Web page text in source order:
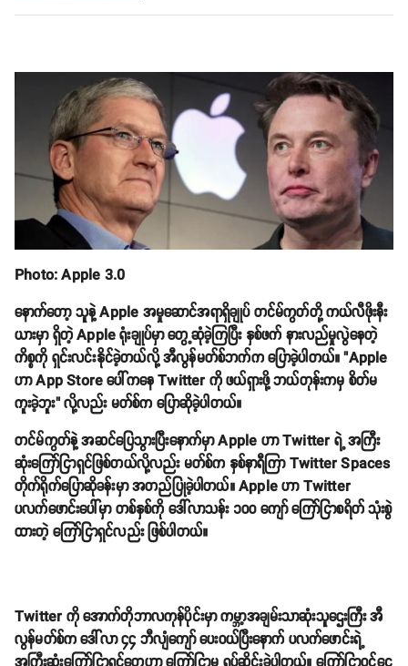
Photo: Apple 3.0
နောက်တော့ သူနဲ့ Apple အမှုဆောင်အရာရှိချုပ် တင်မ်ကွတ်တို့ ကယ်လီဖိုးနီး
ယားမှာ ရှိတဲ့ Apple ရုံးချုပ်မှာ တွေ့ဆုံခဲ့ကြပြီး နှစ်ဖက် နားလည်မှုလွဲနေတဲ့
ကိစ္စကို ရှင်းလင်းနိုင်ခဲ့တယ်လို့ အီလွန်မတ်စ်ဘက်က ပြောခဲ့ပါတယ်။ "Apple
ဟာ App Store ပေါ်ကနေ Twitter ကို ဖယ်ရှားဖို့ ဘယ်တုန်းကမှ စိတ်မ
ကူးခဲ့ဘူး" လို့လည်း မတ်စ်က ပြောဆိုခဲ့ပါတယ်။
တင်မ်ကွတ်နဲ့ အဆင်ပြေသွားပြီးနောက်မှာ Apple ဟာ Twitter ရဲ့ အကြီး
ဆုံးကြော်ငြာရှင်ဖြစ်တယ်လို့လည်း မတ်စ်က နှစ်နာရီကြာ Twitter Spaces
တိုက်ရိုက်ပြောဆိုခန်းမှာ အတည်ပြုခဲ့ပါတယ်။ Apple ဟာ Twitter
ပလက်ဖောင်းပေါ်မှာ တစ်နှစ်ကို ဒေါ်လာသန်း ၁၀၀ ကျော် ကြော်ငြာစရိတ် သုံးစွဲ
ထားတဲ့ ကြော်ငြာရှင်လည်း ဖြစ်ပါတယ်။
Twitter ကို အောက်တိုဘာလကုန်ပိုင်းမှာ ကမ္ဘာ့အချမ်းသာဆုံးသူဌေးကြီး အီ
လွန်မတ်စ်က ဒေါ်လာ ၄၄ ဘီလျံကျော် ပေးဝယ်ပြီးနောက် ပလက်ဖောင်းရဲ့